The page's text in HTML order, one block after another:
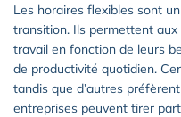
Les horaires flexibles sont
transition. Ils permettent aux
travail en fonction de leurs
de productivité quotidien.
tandis que d’autres
entreprises peuvent tirer